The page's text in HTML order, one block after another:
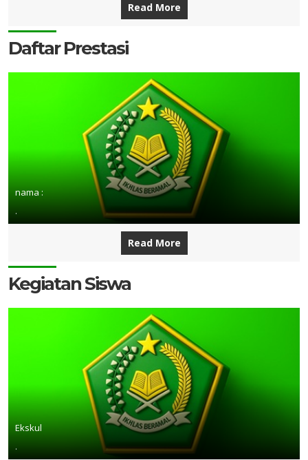
Read More
Daftar Prestasi
nama :
.
Read More
Kegiatan Siswa
Ekskul
.